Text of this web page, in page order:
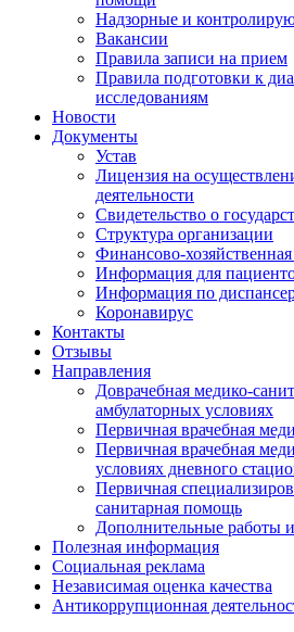
Надзорные и
Вакансии
Правила записи на прием
Правила подготовки к
исследованиям
Новости
Документы
Устав
Лицензия на
деятельности
Свидетельство о
Структура организации
Финансово-хозяйственная
Информация для
Информация по
Коронавирус
Контакты
Отзывы
Направления
Доврачебная медико-
амбулаторных условиях
Первичная врачебная
Первичная врачебная
условиях дневного
Первичная
санитарная помощь
Дополнительные работы
Полезная информация
Социальная реклама
Независимая оценка качества
Антикоррупционная